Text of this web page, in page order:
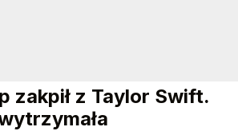
zakpił z Taylor Swift.